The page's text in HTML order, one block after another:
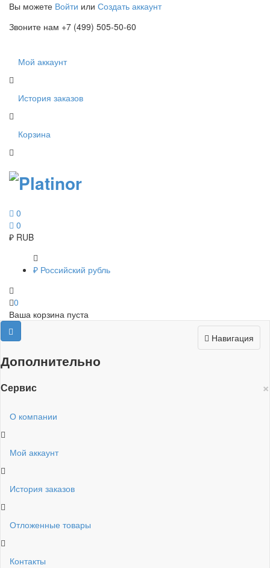
Вы можете Войти или Создать аккаунт
Звоните нам +7 (499) 505-50-60
Мой аккаунт
История заказов
Корзина
0
0
₽ RUB
₽ Российский рубль
0
Ваша корзина пуста
Навигация
Дополнительно
×
Сервис
О компании
Мой аккаунт
История заказов
Отложенные товары
Контакты